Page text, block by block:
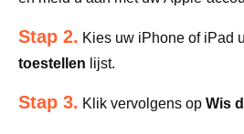
Stap 2. Kies uw iPhone of iPad
toestellen lijst.
Stap 3. Klik vervolgens op Wis